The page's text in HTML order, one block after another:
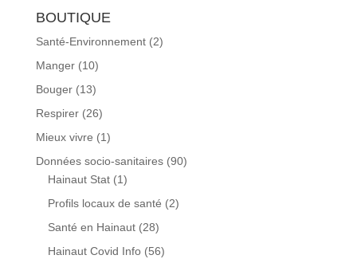
BOUTIQUE
Santé-Environnement (2)
Manger (10)
Bouger (13)
Respirer (26)
Mieux vivre (1)
Données socio-sanitaires (90)
Hainaut Stat (1)
Profils locaux de santé (2)
Santé en Hainaut (28)
Hainaut Covid Info (56)